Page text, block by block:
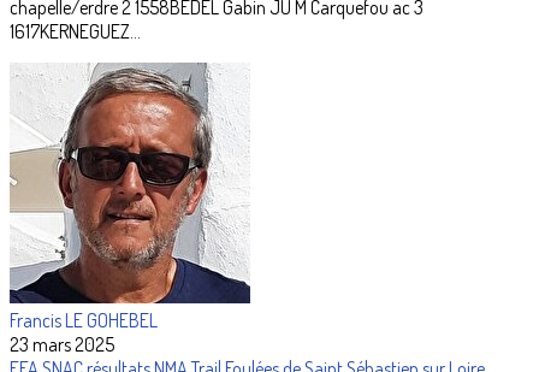
chapelle/erdre 2 1558BEDEL Gabin JU M Carquefou ac 3
1617KERNEGUEZ...
Francis LE GOHEBEL
23 mars 2025